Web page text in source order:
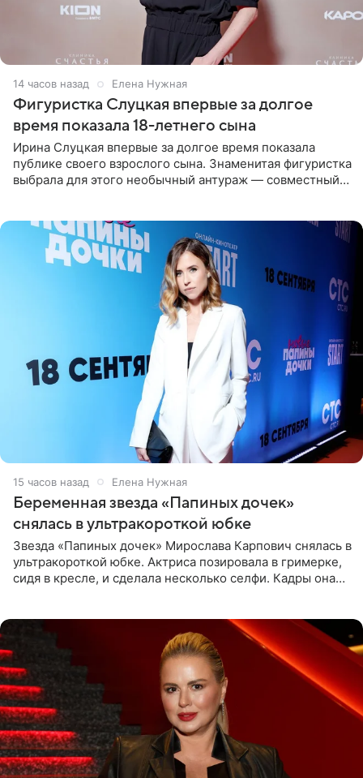
14 часов назад Елена Нужная
Фигуристка Слуцкая впервые за долгое
время показала 18-летнего сына
Ирина Слуцкая впервые за долгое время показала
публике своего взрослого сына. Знаменитая фигуристка
выбрала для этого необычный антураж — совместный
15 часов назад Елена Нужная
Беременная звезда «Папиных дочек»
снялась в ультракороткой юбке
Звезда «Папиных дочек» Мирослава Карпович снялась в
ультракороткой юбке. Актриса позировала в гримерке,
сидя в кресле, и сделала несколько селфи. Кадры она